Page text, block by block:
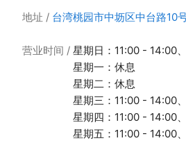
地址 台湾桃园市中坜区中台路10
营业时间
星期日：11:00 - 14:00
星期一：休息
星期二：休息
星期三：11:00 - 14:00
星期四：11:00 - 14:00
星期五：11:00 - 14:00